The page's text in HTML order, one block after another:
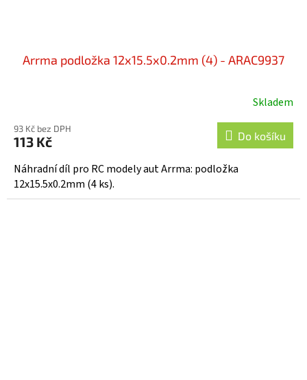
Arrma podložka 12x15.5x0.2mm (4) - ARAC9937
Skladem
93 Kč bez DPH
113 Kč Do košíku
Náhradní díl pro RC modely aut Arrma: podložka
12x15.5x0.2mm (4 ks).